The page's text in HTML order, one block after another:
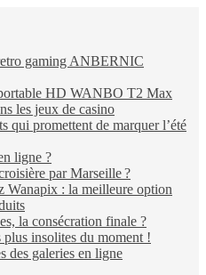
gaming ANBERNIC
HD WANBO T2 Max
les jeux de casino
qui promettent de marquer l’été
ligne ?
par Marseille ?
Wanapix : la meilleure option
la consécration finale ?
insolites du moment !
des galeries en ligne